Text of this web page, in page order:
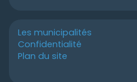
Les municipalités
Confidentialité
Plan du site